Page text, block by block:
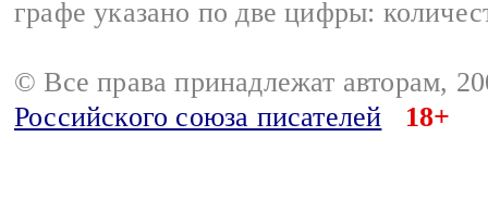
графе указано по две цифры:
© Все права принадлежат авторам,
Российского союза писателей
18+